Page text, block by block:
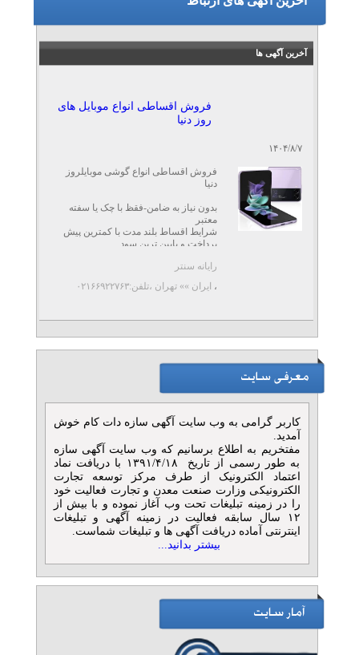
آخرین آگهی ها
۱۴۰۴/۸/۷
فروش اقساطی انواع موبایل های
روز دنیا
فروش اقساطی انواع گوشی موبایلروز
دنیا
بدون نیاز به ضامن-فقظ با چک یا سفته
معتبر
شرایط اقساط بلند مدت با کمترین پیش
پرداخت و پایین ترین سود ...
رایانه سنتر
، ایران »» تهران ،تلفن:۰۲۱۶۶۹۲۲۷۶۳
کاربر گرامی به وب سایت آگهی سازه دات کام خوش
آمدید.
مفتخریم به اطلاع برسانیم که وب سایت آگهی سازه
به طور رسمی از تاریخ ۱۳۹۱/۴/۱۸ با دریافت نماد
اعتماد الکترونیک از طرف مرکز توسعه تجارت
الکترونیکی وزارت صنعت معدن و تجارت فعالیت خود
را در زمینه تبلیغات تحت وب آغاز نموده و با بیش از
۱۲ سال سابقه فعالیت در زمینه آگهی و تبلیغات
اینترنتی آماده دریافت آگهی ها و تبلیغات شماست.
بیشتر بدانید...